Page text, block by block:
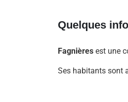
Quelques
Fagnières est une
Ses habitants sont